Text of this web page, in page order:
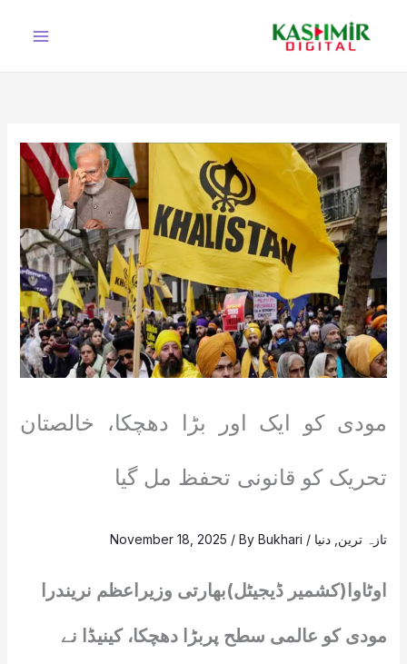
مودی کو ایک اور بڑا دھچکا، خالصتان
تحریک کو قانونی تحفظ مل گیا
تازہ ترین دنیا /
November 18, 2025 / ByBukhari
اوٹاوا(کشمیر ڈیجیٹل)بھارتی وزیراعظم نریندرا
مودی کو عالمی سطح پربڑا دھچکا، کینیڈا نے